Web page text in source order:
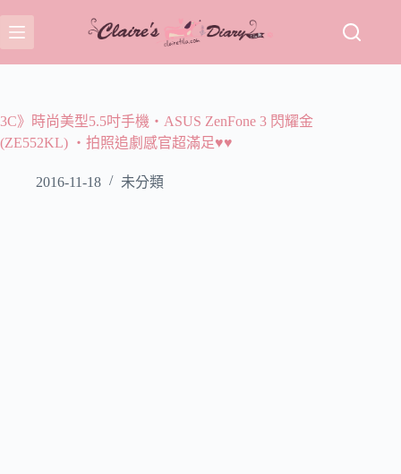
至
主
容
3C》時尚美型5.5吋手機‧ASUS ZenFone 3 閃耀金
(ZE552KL) ‧拍照追劇感官超滿足♥♥
2016-11-18 未分類